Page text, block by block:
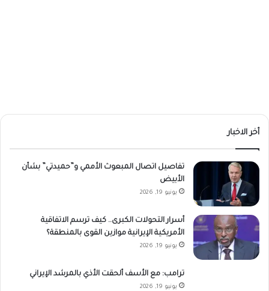
أخر الاخبار
تفاصيل اتصال المبعوث الأممي و”حميدتي” بشأن
الأبيض
يونيو 19, 2026
أسرار التحولات الكبرى.. كيف ترسم الاتفاقية
الأمريكية الإيرانية موازين القوى بالمنطقة؟
يونيو 19, 2026
ترامب: مع الأسف ألحقت الأذي بالمرشد الإيراني
يونيو 19, 2026